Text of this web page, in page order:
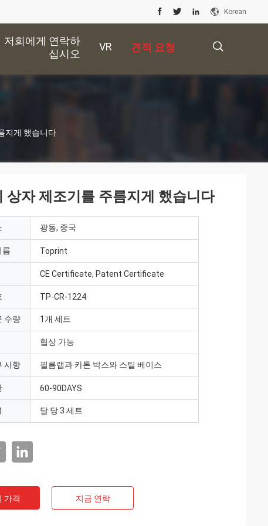
Korean
저희에게 연락하
십시오
VR 견적 요청
지게 했습니다
자 제조기를 주름지게 했습니다
광동, 중국
름 Toprint
CE Certificate, Patent Certificate
TP-CR-1224
수량 1개 세트
협상 가능
사항 필름랩과 카톤 박스와 스틸 베이스
60-90DAYS
달 당 3 세트
가격 지금 연락